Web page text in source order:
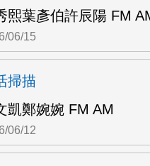
熙葉彥伯許辰陽 FM
06/15
掃描
凱鄭婉婉 FM AM
06/12